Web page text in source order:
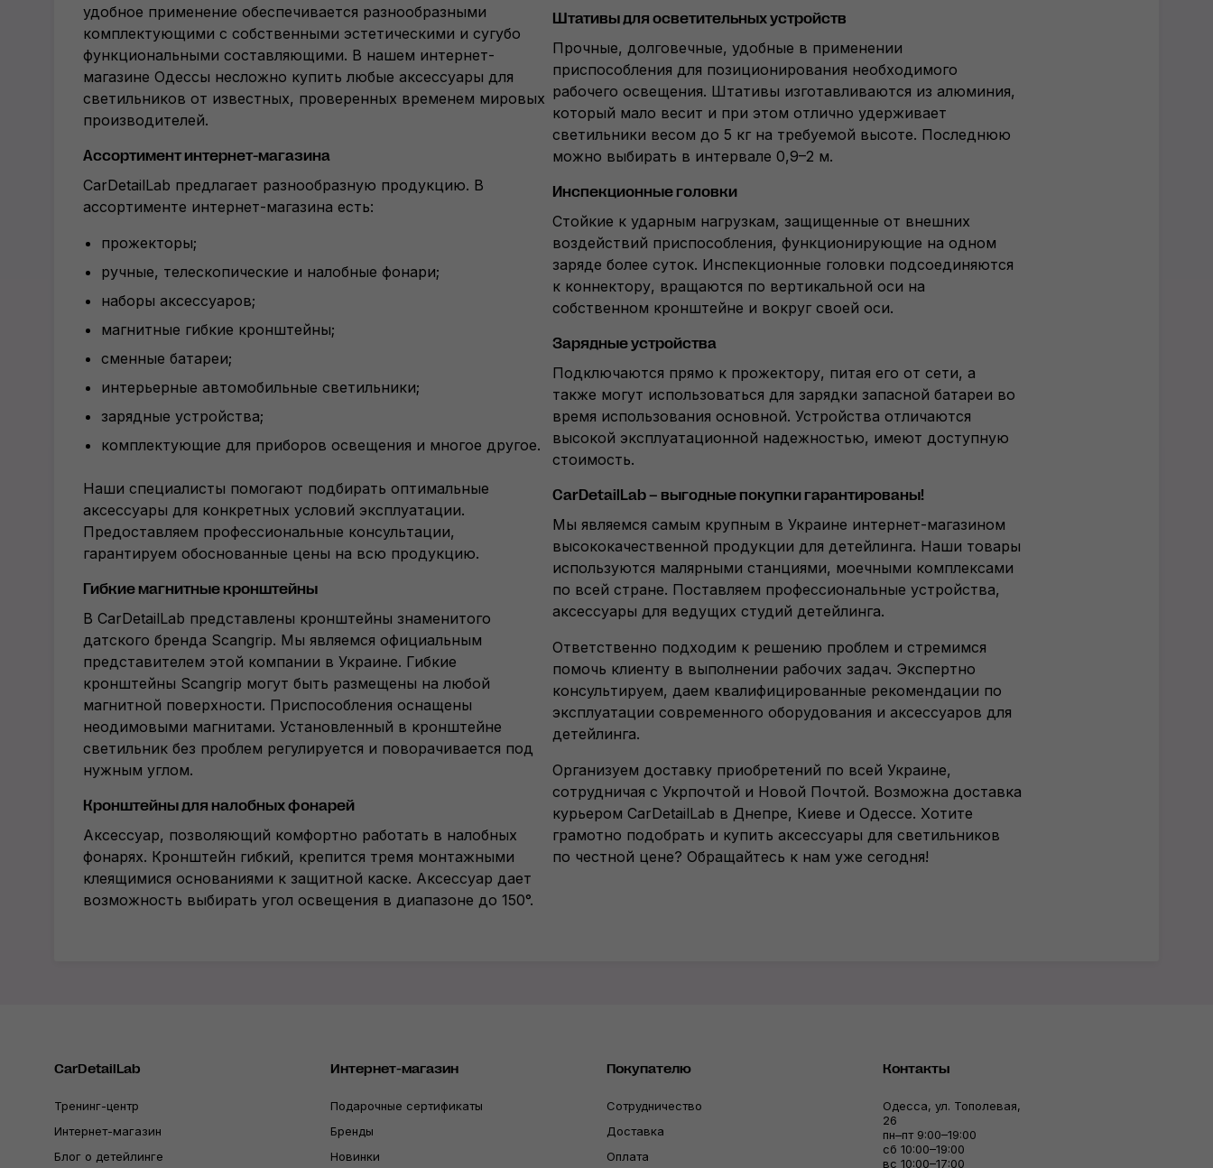
удобное применение обеспечивается разнообразными
комплектующими с собственными эстетическими и сугубо
функциональными составляющими. В нашем интернет-
магазине Одессы несложно купить любые аксессуары для
светильников от известных, проверенных временем мировых
производителей.
Ассортимент интернет-магазина
CarDetailLab предлагает разнообразную продукцию. В
ассортименте интернет-магазина есть:
прожекторы;
ручные, телескопические и налобные фонари;
наборы аксессуаров;
магнитные гибкие кронштейны;
сменные батареи;
интерьерные автомобильные светильники;
зарядные устройства;
комплектующие для приборов освещения и многое другое.
Наши специалисты помогают подбирать оптимальные
аксессуары для конкретных условий эксплуатации.
Предоставляем профессиональные консультации,
гарантируем обоснованные цены на всю продукцию.
Гибкие магнитные кронштейны
В CarDetailLab представлены кронштейны знаменитого
датского бренда Scangrip. Мы являемся официальным
представителем этой компании в Украине. Гибкие
кронштейны Scangrip могут быть размещены на любой
магнитной поверхности. Приспособления оснащены
неодимовыми магнитами. Установленный в кронштейне
светильник без проблем регулируется и поворачивается под
нужным углом.
Кронштейны для налобных фонарей
Аксессуар, позволяющий комфортно работать в налобных
фонарях. Кронштейн гибкий, крепится тремя монтажными
клеящимися основаниями к защитной каске. Аксессуар дает
возможность выбирать угол освещения в диапазоне до 150°.
Штативы для осветительных устройств
Прочные, долговечные, удобные в применении
приспособления для позиционирования необходимого
рабочего освещения. Штативы изготавливаются из алюминия,
который мало весит и при этом отлично удерживает
светильники весом до 5 кг на требуемой высоте. Последнюю
можно выбирать в интервале 0,9–2 м.
Инспекционные головки
Стойкие к ударным нагрузкам, защищенные от внешних
воздействий приспособления, функционирующие на одном
заряде более суток. Инспекционные головки подсоединяются
к коннектору, вращаются по вертикальной оси на
собственном кронштейне и вокруг своей оси.
Зарядные устройства
Подключаются прямо к прожектору, питая его от сети, а
также могут использоваться для зарядки запасной батареи во
время использования основной. Устройства отличаются
высокой эксплуатационной надежностью, имеют доступную
стоимость.
CarDetailLab – выгодные покупки гарантированы!
Мы являемся самым крупным в Украине интернет-магазином
высококачественной продукции для детейлинга. Наши товары
используются малярными станциями, моечными комплексами
по всей стране. Поставляем профессиональные устройства,
аксессуары для ведущих студий детейлинга.
Ответственно подходим к решению проблем и стремимся
помочь клиенту в выполнении рабочих задач. Экспертно
консультируем, даем квалифицированные рекомендации по
эксплуатации современного оборудования и аксессуаров для
детейлинга.
Организуем доставку приобретений по всей Украине,
сотрудничая с Укрпочтой и Новой Почтой. Возможна доставка
курьером CarDetailLab в Днепре, Киеве и Одессе. Хотите
грамотно подобрать и купить аксессуары для светильников
по честной цене? Обращайтесь к нам уже сегодня!
CarDetailLab
Тренинг-центр
Интернет-магазин
Блог о детейлинге
Интернет-магазин
Подарочные сертификаты
Бренды
Новинки
Покупателю
Сотрудничество
Доставка
Оплата
Контакты
Одесса, ул. Тополевая,
26
пн–пт 9:00–19:00
сб 10:00–19:00
вс 10:00–17:00